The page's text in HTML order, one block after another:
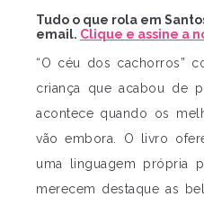
Tudo o que rola em
email. Clique e assine a
“O céu dos cachorros”
criança que acabou de
acontece quando os
vão embora. O livro
uma linguagem própria
merecem destaque as